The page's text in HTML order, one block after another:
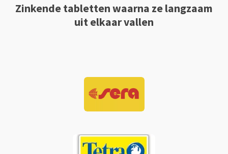
Zinkende tabletten waarna ze langzaam
uit elkaar vallen